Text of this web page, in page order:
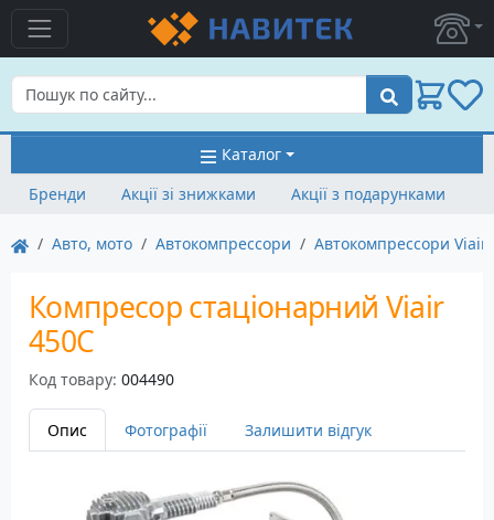
Пошук
Каталог
Бренди
Акції зі знижками Акції з подарунками
Авто, мото Автокомпрессори Автокомпрессори Viair
Компресор стаціонарний Viair
450C
Код товару: 004490
Опис Фотографії Залишити відгук